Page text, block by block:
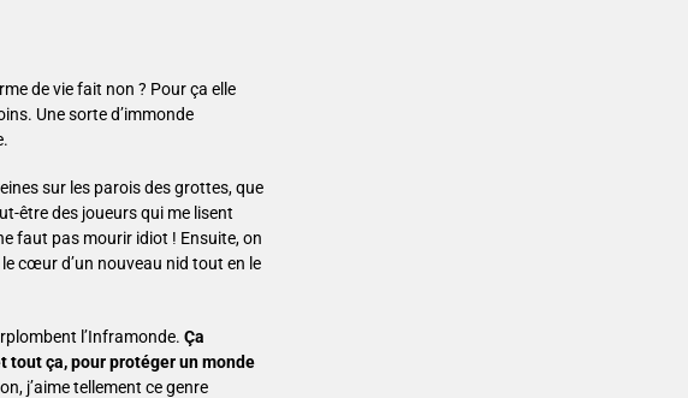
de vie fait non ? Pour ça elle
Une sorte d’immonde
sur les parois des grottes, que
être des joueurs qui me lisent
faut pas mourir idiot ! Ensuite, on
cœur d’un nouveau nid tout en le
l’Inframonde.Ça
tout ça, pour protéger un monde
j’aime tellement ce genre